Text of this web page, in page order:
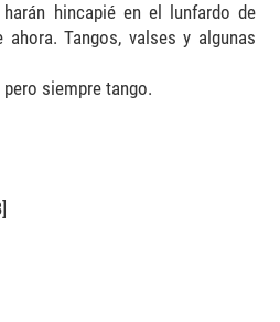
hincapié en el lunfardo de
Tangos, valses y algunas
siempre tango.